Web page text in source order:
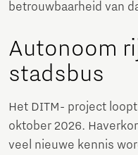
betrouwbaarheid van
Autonoom
stadsbus
Het DITM- project
oktober 2026.
veel nieuwe kennis